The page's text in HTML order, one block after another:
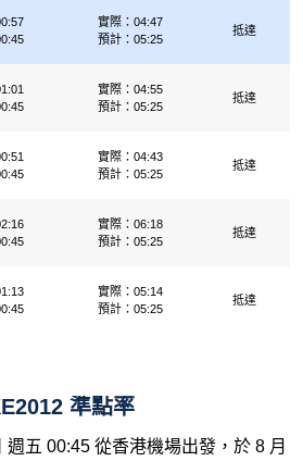
實際：04:47
預計：05:25
抵達
實際：04:55
預計：05:25
抵達
實際：04:43
預計：05:25
抵達
實際：06:18
預計：05:25
抵達
實際：05:14
預計：05:25
抵達
準點率
週五 00:45 從香港機場出發，於 8 月